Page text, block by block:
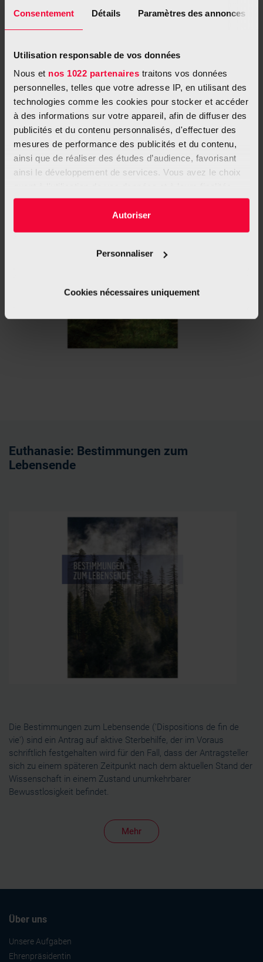
Consentement Détails Paramètres des annonces
Utilisation responsable de vos données
Nous et nos 1022 partenaires traitons vos données
personnelles, telles que votre adresse IP, en utilisant des
technologies comme les cookies pour stocker et accéder
à des informations sur votre appareil, afin de diffuser des
publicités et du contenu personnalisés, d'effectuer des
mesures de performance des publicités et du contenu,
ainsi que de réaliser des études d’audience, favorisant
ainsi le développement de services. Vous avez le choix
Vous pouvez modifier ou retirer votre consentement à
tout moment en consultant la Déclaration relative aux
cookies ou en cliquant sur l'icône de confidentialité.
Si vous le permettez, nous aimerions également :
géographique qui peuvent être précises à plusieurs
Les cookies nous permettent de personnaliser le contenu
et les annonces, d'offrir des fonctionnalités relatives aux
publicité et d'analyse, qui peuvent combiner celles-ci
avec d'autres informations que vous leur avez fournies
ou qu'ils ont collectées lors de votre utilisation de leurs
Autoriser
Personnaliser
Cookies nécessaires uniquement
Palliativpflege: Die Patientenverfügung
in dem Sie im Voraus festhalten, wie Ihre medizinische
Lage sein sollten, diese zu äußern oder Entscheidungen für sich
selbst zu treffen.
Mehr
Euthanasie: Bestimmungen zum
Lebensende
Die Bestimmungen zum Lebensende ('Dispositions de fin de
vie') sind ein Antrag auf aktive Sterbehilfe, der im Voraus
schriftlich festgehalten wird für den Fall, dass der Antragsteller
sich zu einem späteren Zeitpunkt nach dem aktuellen Stand der
Wissenschaft in einem Zustand unumkehrbarer
Bewusstlosigkeit befindet.
Mehr
Über uns
Unsere Aufgaben
Ehrenpräsidentin